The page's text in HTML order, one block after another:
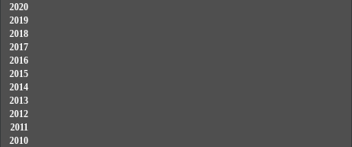
2020
2019
2018
2017
2016
2015
2014
2013
2012
2011
2010